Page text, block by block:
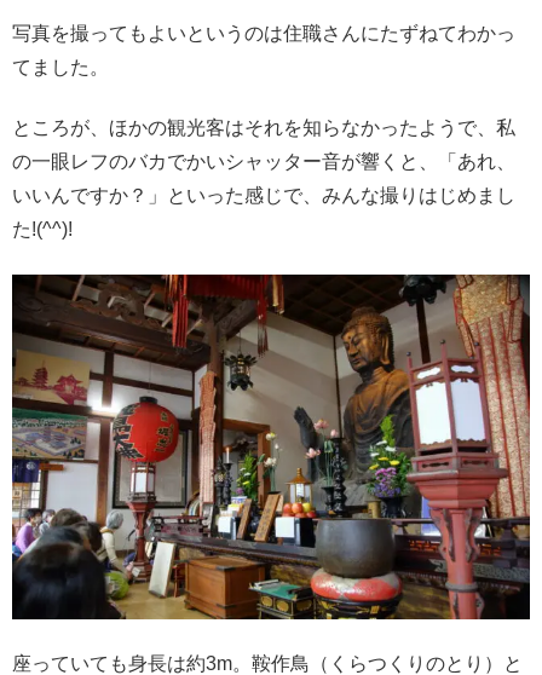
写真を撮ってもよいというのは住職さんにたずねてわかっ
てました。
ところが、ほかの観光客はそれを知らなかったようで、私
の一眼レフのバカでかいシャッター音が響くと、「あれ、
いいんですか？」といった感じで、みんな撮りはじめまし
た!(^^)!
座っていても身長は約3m。鞍作鳥（くらつくりのとり）と